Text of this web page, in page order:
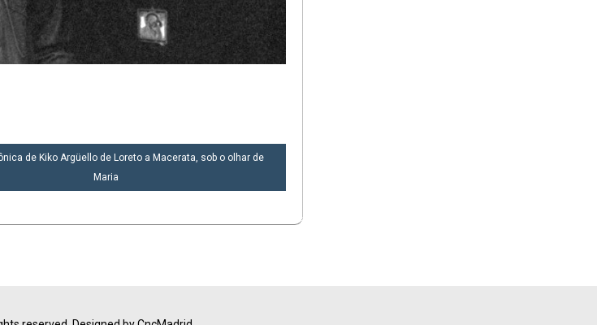
de Kiko Argüello de Loreto a Macerata, sob o olhar de
Maria